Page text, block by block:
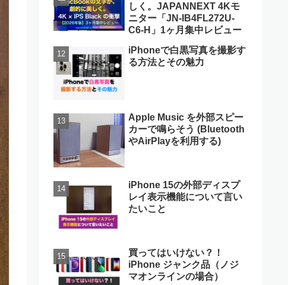
しく。JAPANNEXT 4Kモ
ニター「JN-IB4FL272U-
C6-H」1ヶ月集中レビュー
iPhoneで白黒写真を撮影す
る方法とその魅力
Apple Music を外部スピー
カーで鳴らそう (Bluetooth
やAirPlayを利用する)
iPhone 15の外部ディスプ
レイ表示機能について言い
たいこと
買ってはいけない？！
iPhone ジャンク品（ノジ
マオンラインの場合）